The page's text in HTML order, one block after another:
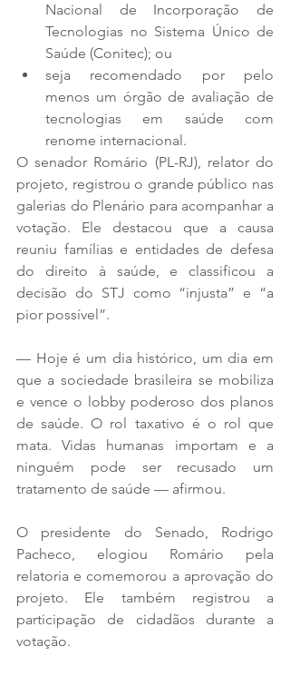
Nacional de Incorporação de
Tecnologias no Sistema Único de
Saúde (Conitec); ou
seja recomendado por pelo
menos um órgão de avaliação de
tecnologias em saúde com
renome internacional.
O senador Romário (PL-RJ), relator do
projeto, registrou o grande público nas
galerias do Plenário para acompanhar a
votação. Ele destacou que a causa
reuniu famílias e entidades de defesa
do direito à saúde, e classificou a
decisão do STJ como “injusta” e “a
pior possível”.
— Hoje é um dia histórico, um dia em
que a sociedade brasileira se mobiliza
e vence o lobby poderoso dos planos
de saúde. O rol taxativo é o rol que
mata. Vidas humanas importam e a
ninguém pode ser recusado um
tratamento de saúde — afirmou.
O presidente do Senado, Rodrigo
Pacheco, elogiou Romário pela
relatoria e comemorou a aprovação do
projeto. Ele também registrou a
participação de cidadãos durante a
votação.